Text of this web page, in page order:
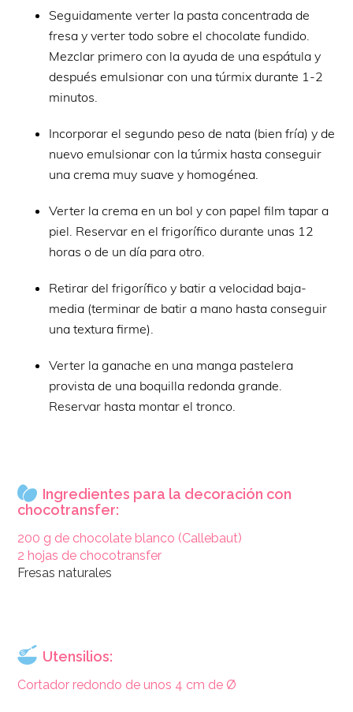
Seguidamente verter la pasta concentrada de
fresa y verter todo sobre el chocolate fundido.
Mezclar primero con la ayuda de una espátula y
después emulsionar con una túrmix durante 1-2
minutos.
Incorporar el segundo peso de nata (bien fría) y de
nuevo emulsionar con la túrmix hasta conseguir
una crema muy suave y homogénea.
Verter la crema en un bol y con papel film tapar a
piel. Reservar en el frigorífico durante unas 12
horas o de un día para otro.
Retirar del frigorífico y batir a velocidad baja-
media (terminar de batir a mano hasta conseguir
una textura firme).
Verter la ganache en una manga pastelera
provista de una boquilla redonda grande.
Reservar hasta montar el tronco.
Ingredientes para la decoración con
chocotransfer:
200 g de chocolate blanco (Callebaut)
2 hojas de chocotransfer
Fresas naturales
Utensilios:
Cortador redondo de unos 4 cm de Ø